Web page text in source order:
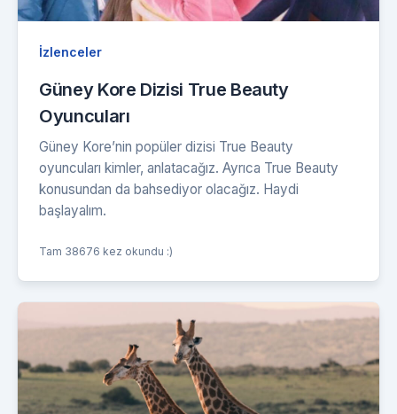
İzlenceler
Güney Kore Dizisi True Beauty
Oyuncuları
Güney Kore’nin popüler dizisi True Beauty
oyuncuları kimler, anlatacağız. Ayrıca True Beauty
konusundan da bahsediyor olacağız. Haydi
başlayalım.
Tam 38676 kez okundu :)